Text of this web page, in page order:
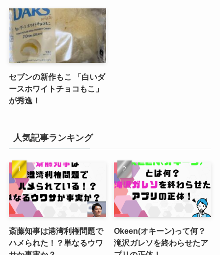
セブンの新作もこ 「白いダ
ースホワイトチョコもこ」
が秀逸！
人気記事ランキング
斎藤知事は港湾利権問題で
ハメられた！？単なるウワ
Okeen(オキーン)って何？
滝沢ガレソを終わらせたア